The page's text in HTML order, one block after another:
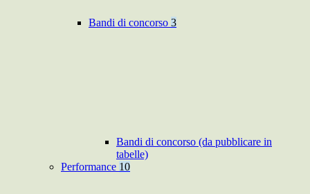
Bandi di concorso 3
Bandi di concorso (da pubblicare in
tabelle)
Performance 10